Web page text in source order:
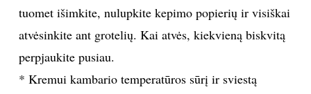
tuomet išimkite, nulupkite kepimo popierių ir visiškai
atvėsinkite ant grotelių. Kai atvės, kiekvieną biskvitą
perpjaukite pusiau.
* Kremui kambario temperatūros sūrį ir sviestą